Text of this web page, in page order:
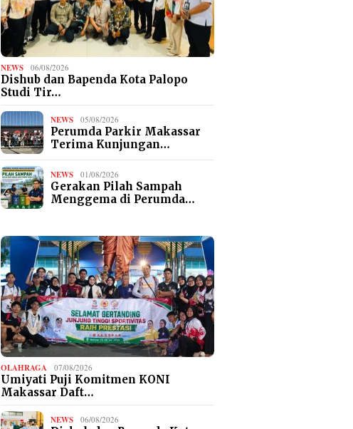
NEWS 06/08/2026
Dishub dan Bapenda Kota Palopo
Studi Tir…
NEWS 05/08/2026
Perumda Parkir Makassar
Terima Kunjungan…
NEWS 01/08/2026
Gerakan Pilah Sampah
Menggema di Perumda…
OLAHRAGA 07/08/2026
Umiyati Puji Komitmen KONI
Makassar Daft…
NEWS 06/08/2026